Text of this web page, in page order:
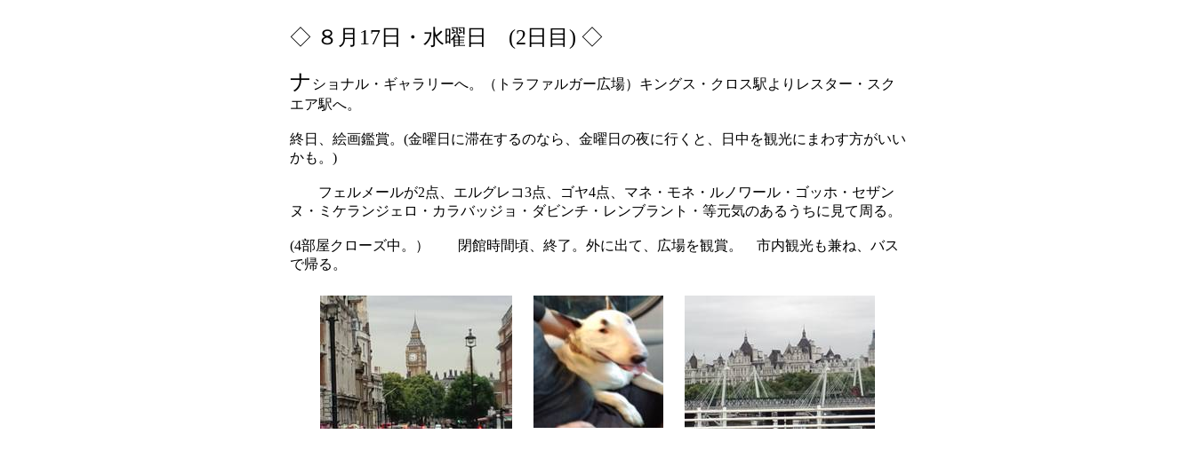
◇ ８月17日・水曜日 (2日目) ◇
ナ ショナル・ギャラリーへ。（トラファルガー広場）キングス・クロス駅よりレスター・スク
エア駅へ。
終日、絵画鑑賞。(金曜日に滞在するのなら、金曜日の夜に行くと、日中を観光にまわす方がいい
かも。)
フェルメールが2点、エルグレコ3点、ゴヤ4点、マネ・モネ・ルノワール・ゴッホ・セザン
ヌ・ミケランジェロ・カラバッジョ・ダビンチ・レンブラント・等元気のあるうちに見て周る。
(4部屋クローズ中。） 閉館時間頃、終了。外に出て、広場を観賞。 市内観光も兼ね、バス
で帰る。